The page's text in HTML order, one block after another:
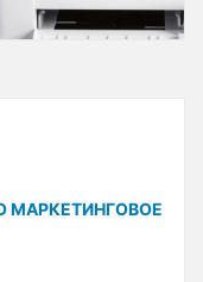
МАРКЕТИНГОВОЕ